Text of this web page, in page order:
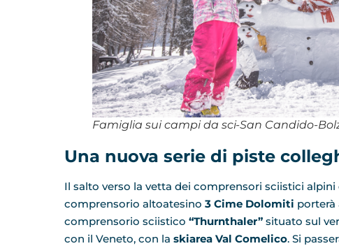
Famiglia sui campi da sci-San Candido-
Una nuova serie di piste
Il salto verso la vetta dei comprensori sciistici alpini
comprensorio altoatesino 3 Cime Dolomiti
comprensorio sciistico “Thurnthaler” situato sul
con il Veneto, con la skiarea Val Comelico. Si